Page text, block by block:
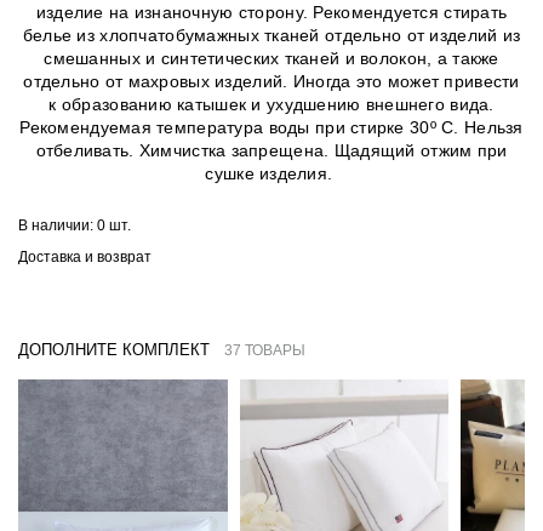
изделие на изнаночную сторону. Рекомендуется стирать
белье из хлопчатобумажных тканей отдельно от изделий из
смешанных и синтетических тканей и волокон, а также
отдельно от махровых изделий. Иногда это может привести
к образованию катышек и ухудшению внешнего вида.
Рекомендуемая температура воды при стирке 30º C. Нельзя
отбеливать. Химчистка запрещена. Щадящий отжим при
сушке изделия.
В наличии: 0 шт.
Доставка и возврат
ДОПОЛНИТЕ КОМПЛЕКТ 37 ТОВАРЫ